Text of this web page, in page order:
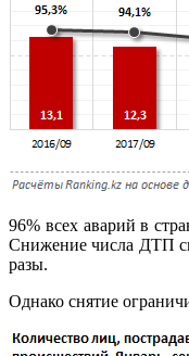
96% всех аварий в
Снижение числа ДТП
разы.
Однако снятие